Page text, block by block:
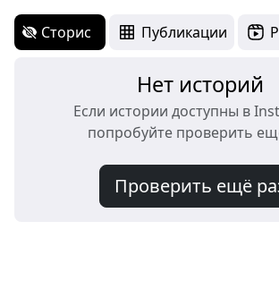
Сторис Публикации
Нет историй
Если истории доступны в
попробуйте проверить
Проверить ещё